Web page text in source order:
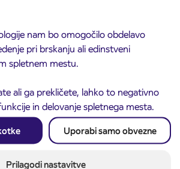
nam bo omogočilo obdelavo
pri brskanju ali edinstveni
spletnem mestu.
ali ga prekličete, lahko to negativno
in delovanje spletnega mesta.
Uporabi samo obvezne
Prilagodi nastavitve